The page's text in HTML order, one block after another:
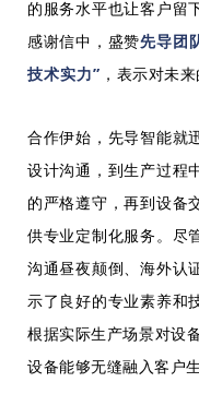
的服务水平也让客户留
感谢信中，盛赞先导团
技术实力” ，表示对未
合作伊始，先导智能就
设计沟通，到生产过程
的严格遵守，再到设备
供专业定制化服务。尽
沟通昼夜颠倒、海外认
示了良好的专业素养和
根据实际生产场景对设
设备能够无缝融入客户